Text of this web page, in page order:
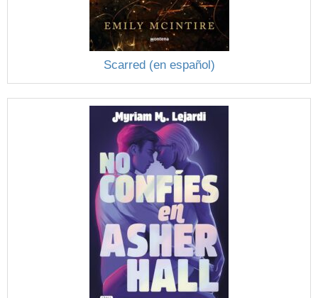
Scarred (en español)